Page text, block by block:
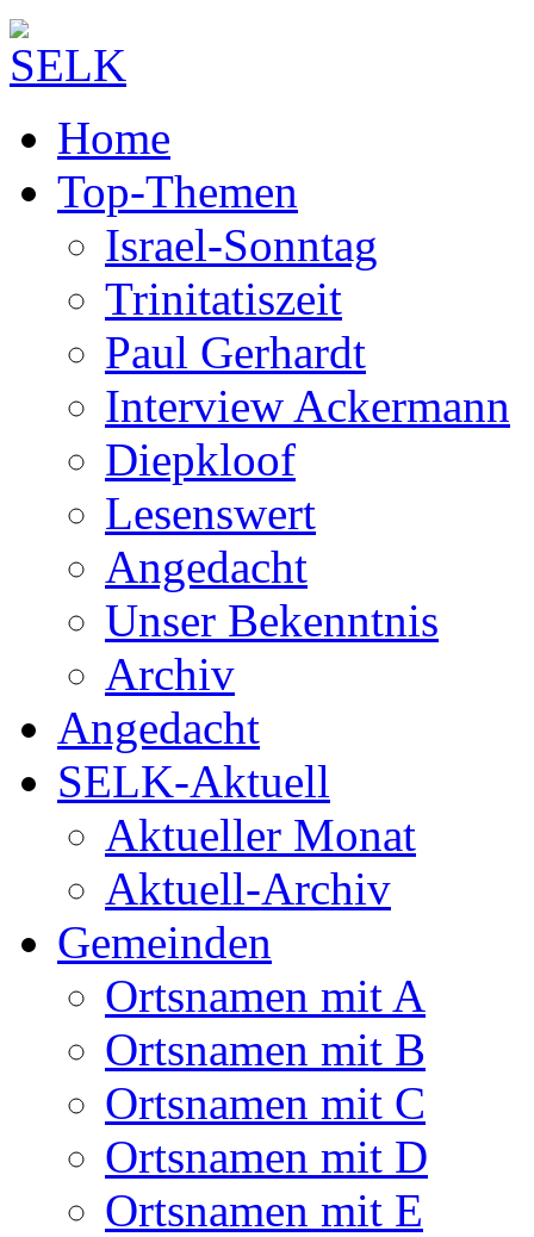
Home
Top-Themen
Israel-Sonntag
Trinitatiszeit
Paul Gerhardt
Interview Ackermann
Diepkloof
Lesenswert
Angedacht
Unser Bekenntnis
Archiv
Angedacht
SELK-Aktuell
Aktueller Monat
Aktuell-Archiv
Gemeinden
Ortsnamen mit A
Ortsnamen mit B
Ortsnamen mit C
Ortsnamen mit D
Ortsnamen mit E